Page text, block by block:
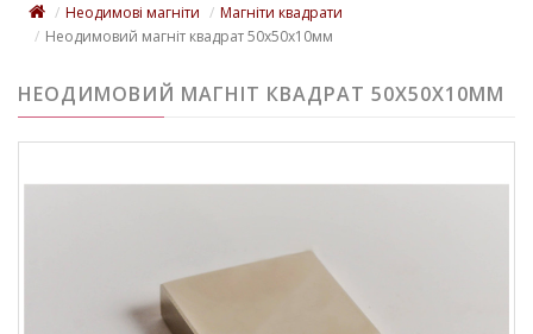
Неодимові магніти
Магніти квадрати
Неодимовий магніт квадрат 50х50х10мм
НЕОДИМОВИЙ МАГНІТ КВАДРАТ 50Х50Х10ММ